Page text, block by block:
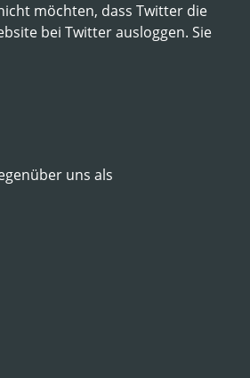
möchten, dass Twitter die
bei Twitter ausloggen. Sie
uns als